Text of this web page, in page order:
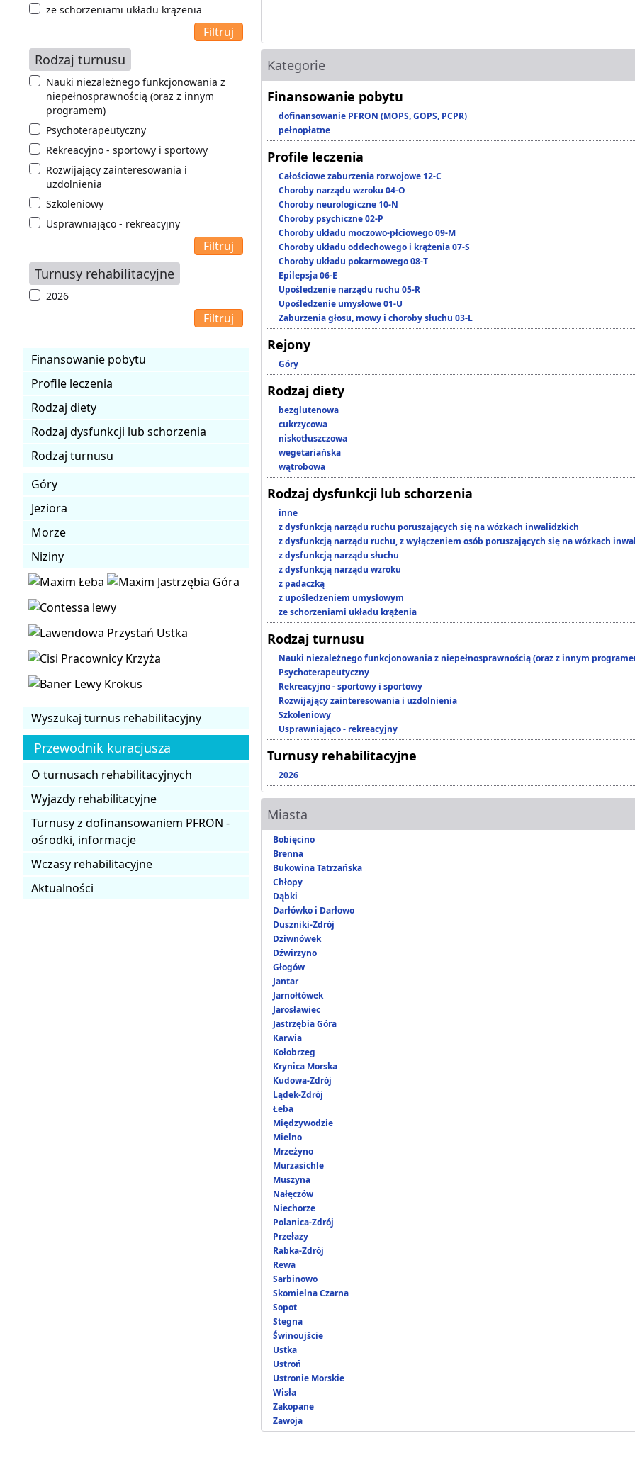
ze schorzeniami układu krążenia
Rodzaj turnusu
Nauki niezależnego funkcjonowania z
niepełnosprawnością (oraz z innym
programem)
Psychoterapeutyczny
Rekreacyjno - sportowy i sportowy
Rozwijający zainteresowania i
uzdolnienia
Szkoleniowy
Usprawniająco - rekreacyjny
Turnusy rehabilitacyjne
2026
Finansowanie pobytu
Profile leczenia
Rodzaj diety
Rodzaj dysfunkcji lub schorzenia
Rodzaj turnusu
Góry
Jeziora
Morze
Niziny
Wyszukaj turnus rehabilitacyjny
Przewodnik kuracjusza
O turnusach rehabilitacyjnych
Wyjazdy rehabilitacyjne
Turnusy z dofinansowaniem PFRON -
ośrodki, informacje
Wczasy rehabilitacyjne
Aktualności
Kategorie
Finansowanie pobytu
dofinansowanie PFRON (MOPS, GOPS, PCPR)
pełnopłatne
Profile leczenia
Całościowe zaburzenia rozwojowe 12-C
Choroby narządu wzroku 04-O
Choroby neurologiczne 10-N
Choroby psychiczne 02-P
Choroby układu moczowo-płciowego 09-M
Choroby układu oddechowego i krążenia 07-S
Choroby układu pokarmowego 08-T
Epilepsja 06-E
Upośledzenie narządu ruchu 05-R
Upośledzenie umysłowe 01-U
Zaburzenia głosu, mowy i choroby słuchu 03-L
Rejony
Góry
Rodzaj diety
bezglutenowa
cukrzycowa
niskotłuszczowa
wegetariańska
wątrobowa
Rodzaj dysfunkcji lub schorzenia
inne
z dysfunkcją narządu ruchu poruszających się na wózkach inwalidzkich
z dysfunkcją narządu ruchu, z wyłączeniem osób poruszających się na wózkach
z dysfunkcją narządu słuchu
z dysfunkcją narządu wzroku
z padaczką
z upośledzeniem umysłowym
ze schorzeniami układu krążenia
Rodzaj turnusu
Nauki niezależnego funkcjonowania z niepełnosprawnością (oraz z innym
Psychoterapeutyczny
Rekreacyjno - sportowy i sportowy
Rozwijający zainteresowania i uzdolnienia
Szkoleniowy
Usprawniająco - rekreacyjny
Turnusy rehabilitacyjne
2026
Miasta
Bobięcino
Brenna
Bukowina Tatrzańska
Chłopy
Dąbki
Darłówko i Darłowo
Duszniki-Zdrój
Dziwnówek
Dźwirzyno
Głogów
Jantar
Jarnołtówek
Jarosławiec
Jastrzębia Góra
Karwia
Kołobrzeg
Krynica Morska
Kudowa-Zdrój
Lądek-Zdrój
Łeba
Międzywodzie
Mielno
Mrzeżyno
Murzasichle
Muszyna
Nałęczów
Niechorze
Polanica-Zdrój
Przełazy
Rabka-Zdrój
Rewa
Sarbinowo
Skomielna Czarna
Sopot
Stegna
Świnoujście
Ustka
Ustroń
Ustronie Morskie
Wisła
Zakopane
Zawoja